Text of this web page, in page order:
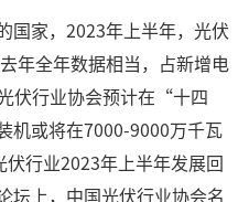
国家，2023年上半年，光伏
年全年数据相当，占新增电
伏行业协会预计在“十四
机或将在7000-9000万千瓦
行业2023年上半年发展回
坛上，中国光伏行业协会名